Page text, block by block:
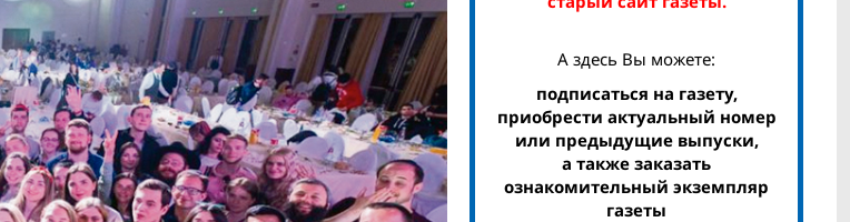
А здесь Вы можете:
подписаться на газету,
приобрести актуальный номер
или предыдущие выпуски,
а также заказать
ознакомительный экземпляр
газеты